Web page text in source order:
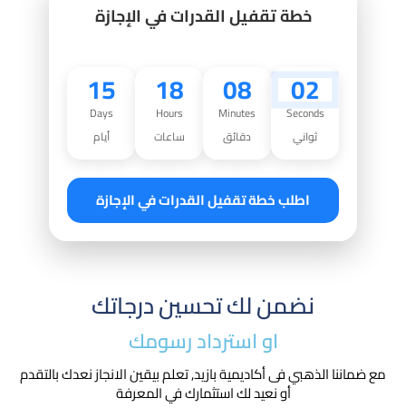
خطة تقفيل القدرات في الإجازة
15
Days
أيام
18
Hours
ساعات
08
Minutes
دقائق
01
Seconds
ثواني
اطلب خطة تقفيل القدرات في الإجازة
نضمن لك تحسين درجاتك
او استرداد رسومك​
مع ضماننا الذهبي فى أكاديمية بازيد, تعلم بيقين الانجاز نعدك بالتقدم
أو نعيد لك استثمارك في المعرفة